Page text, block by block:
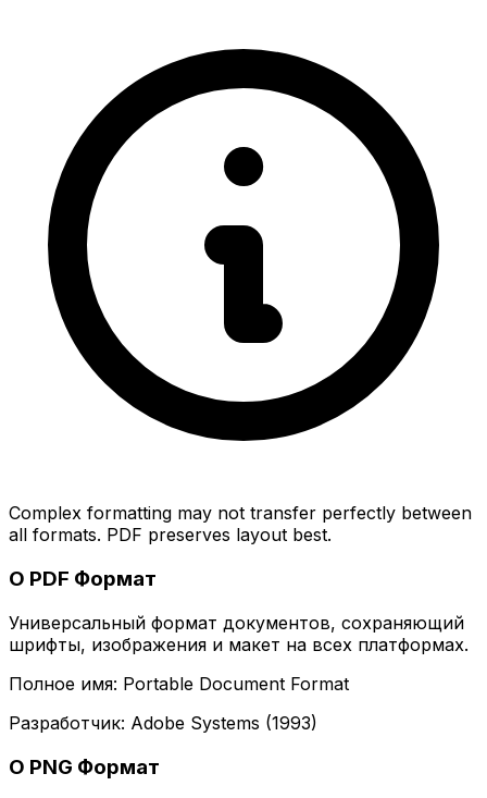
Complex formatting may not transfer perfectly between
all formats. PDF preserves layout best.
О PDF Формат
Универсальный формат документов, сохраняющий
шрифты, изображения и макет на всех платформах.
Полное имя: Portable Document Format
Разработчик: Adobe Systems (1993)
О PNG Формат